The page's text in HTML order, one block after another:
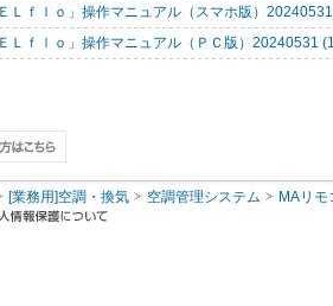
Ｌｆｌｏ」操作マニュアル（スマホ版）
Ｌｆｌｏ」操作マニュアル（ＰＣ版）20240531
[業務用]空調・換気 空調管理システム MAリモ